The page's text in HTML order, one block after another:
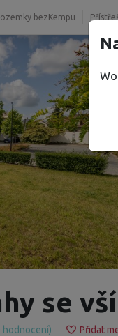
bezKempu
se
hodnocení) Přidat